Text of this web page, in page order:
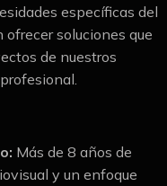
específicas del
ofrecer soluciones que
de nuestros
Más de 8 años de
y un enfoque